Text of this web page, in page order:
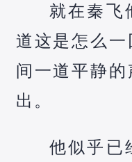
就在秦飞
道这是怎么
间一道平静
出。
他似乎已